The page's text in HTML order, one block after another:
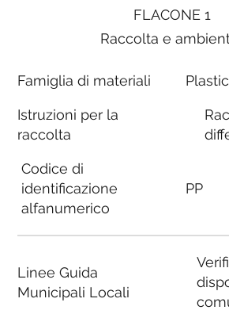
FLACONE 1
Raccolta e
Famiglia di materiali
Istruzioni per la
raccolta
Codice di
identificazione
alfanumerico
Linee Guida
Municipali Locali
PP